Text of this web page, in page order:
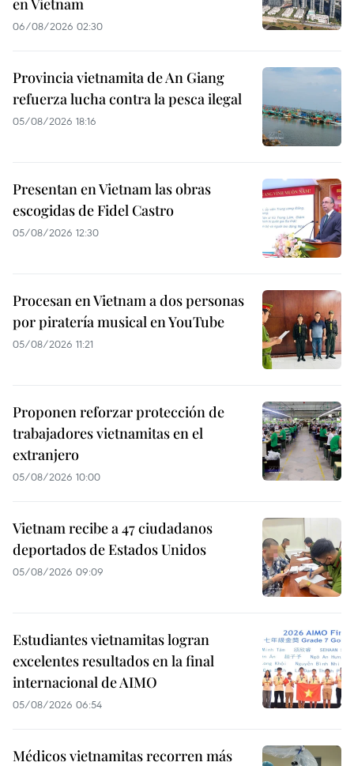
06/08/2026 02:30
Provincia vietnamita de An Giang
refuerza lucha contra la pesca ilegal
05/08/2026 18:16
Presentan en Vietnam las obras
escogidas de Fidel Castro
05/08/2026 12:30
Procesan en Vietnam a dos personas
por piratería musical en YouTube
05/08/2026 11:21
Proponen reforzar protección de
trabajadores vietnamitas en el
extranjero
05/08/2026 10:00
Vietnam recibe a 47 ciudadanos
deportados de Estados Unidos
05/08/2026 09:09
Estudiantes vietnamitas logran
excelentes resultados en la final
internacional de AIMO
05/08/2026 06:54
Médicos vietnamitas recorren más